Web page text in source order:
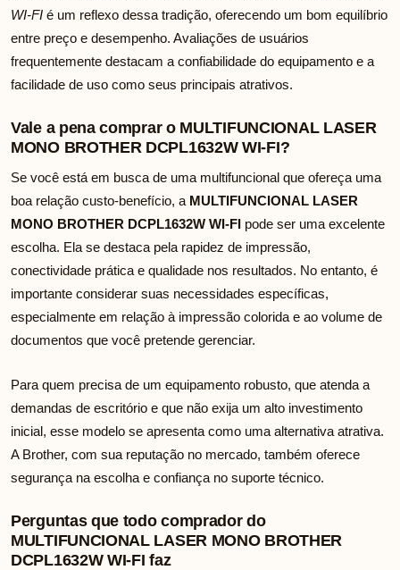
WI-FI é um reflexo dessa tradição, oferecendo um bom equilíbrio
entre preço e desempenho. Avaliações de usuários
frequentemente destacam a confiabilidade do equipamento e a
facilidade de uso como seus principais atrativos.
Vale a pena comprar o MULTIFUNCIONAL LASER
MONO BROTHER DCPL1632W WI-FI?
Se você está em busca de uma multifuncional que ofereça uma
boa relação custo-benefício, a MULTIFUNCIONAL LASER
MONO BROTHER DCPL1632W WI-FI pode ser uma excelente
escolha. Ela se destaca pela rapidez de impressão,
conectividade prática e qualidade nos resultados. No entanto, é
importante considerar suas necessidades específicas,
especialmente em relação à impressão colorida e ao volume de
documentos que você pretende gerenciar.
Para quem precisa de um equipamento robusto, que atenda a
demandas de escritório e que não exija um alto investimento
inicial, esse modelo se apresenta como uma alternativa atrativa.
A Brother, com sua reputação no mercado, também oferece
segurança na escolha e confiança no suporte técnico.
Perguntas que todo comprador do
MULTIFUNCIONAL LASER MONO BROTHER
DCPL1632W WI-FI faz